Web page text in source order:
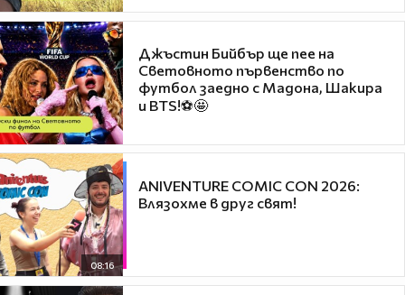
Джъстин Бийбър ще пее на
Световното първенство по
футбол заедно с Мадона, Шакира
и BTS!⚽🤩
08:16
ANIVENTURE COMIC CON 2026:
Влязохме в друг свят!